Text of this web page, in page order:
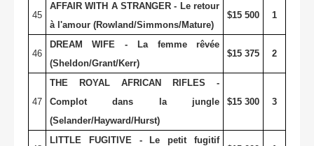
45
AFFAIR WITH A STRANGER - Le retour
à l'amour (Rowland/Simmons/Mature)
$15 500 1
46
DREAM WIFE - La femme rêvée
(Sheldon/Grant/Kerr)
$15 375 2
47
THE ROYAL AFRICAN RIFLES -
Complot dans la jungle
(Selander/Hayward/Hurst)
$15 300 3
LITTLE FUGITIVE - Le petit fugitif